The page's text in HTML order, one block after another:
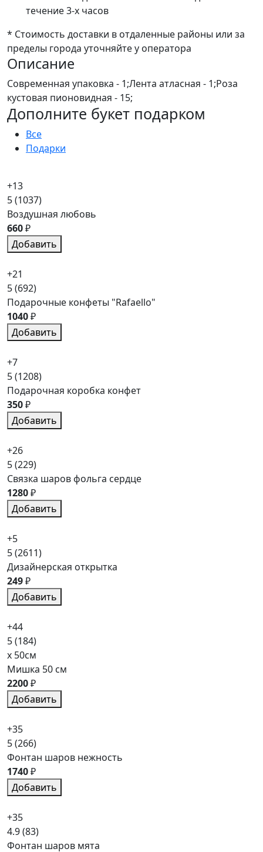
течение 3-х часов
* Стоимость доставки в отдаленные районы или за
пределы города уточняйте у оператора
Описание
Современная упаковка - 1;Лента атласная - 1;Роза
кустовая пионовидная - 15;
Дополните букет подарком
Все
Подарки
+13
5(1037)
Воздушная любовь
660₽
Добавить
+21
5(692)
Подарочные конфеты "Rafaello"
1040₽
Добавить
+7
5(1208)
Подарочная коробка конфет
350₽
Добавить
+26
5(229)
Связка шаров фольга сердце
1280₽
Добавить
+5
5(2611)
Дизайнерская открытка
249₽
Добавить
+44
5(184)
x 50см
Мишка 50 см
2200₽
Добавить
+35
5(266)
Фонтан шаров нежность
1740₽
Добавить
+35
4.9(83)
Фонтан шаров мята